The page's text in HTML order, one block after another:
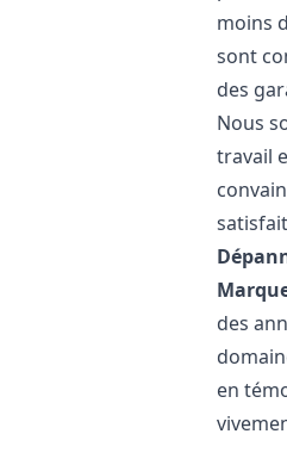
moins
sont
des
Nous
travail
des
en